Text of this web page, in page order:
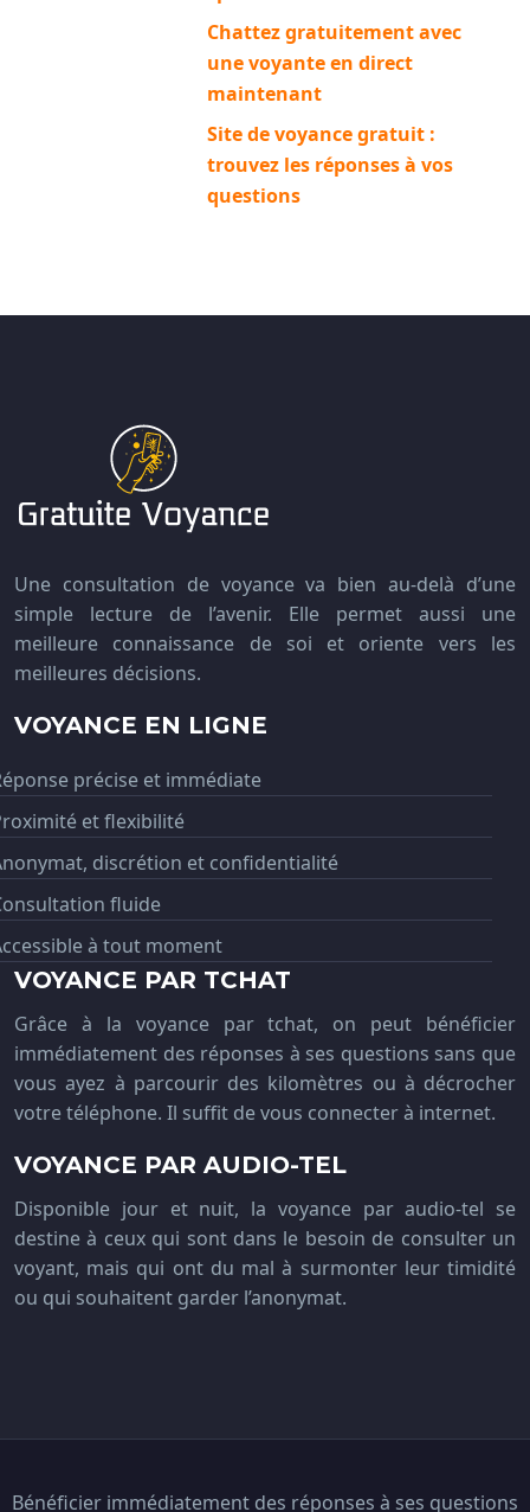
Chattez gratuitement avec
une voyante en direct
maintenant
Site de voyance gratuit :
trouvez les réponses à vos
questions
Une consultation de voyance va bien au-delà d’une
simple lecture de l’avenir. Elle permet aussi une
meilleure connaissance de soi et oriente vers les
meilleures décisions.
VOYANCE EN LIGNE
précise et immédiate
et flexibilité
discrétion et confidentialité
fluide
à tout moment
VOYANCE PAR TCHAT
Grâce à la voyance par tchat, on peut bénéficier
immédiatement des réponses à ses questions sans que
vous ayez à parcourir des kilomètres ou à décrocher
votre téléphone. Il suffit de vous connecter à internet.
VOYANCE PAR AUDIO-TEL
Disponible jour et nuit, la voyance par audio-tel se
destine à ceux qui sont dans le besoin de consulter un
voyant, mais qui ont du mal à surmonter leur timidité
ou qui souhaitent garder l’anonymat.
Bénéficier immédiatement des réponses à ses questions